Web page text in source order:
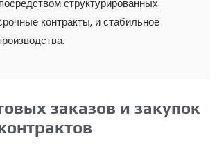
структурированных
контракты, и стабильное
заказов и закупок